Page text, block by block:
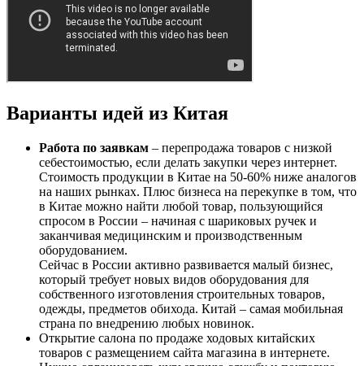
Варианты идей из Китая
Работа по заявкам – перепродажа товаров с низкой
себестоимостью, если делать закупки через интернет.
Стоимость продукции в Китае на 50-60% ниже аналогов
на наших рынках. Плюс бизнеса на перекупке в том, что
в Китае можно найти любой товар, пользующийся
спросом в России – начиная с шариковых ручек и
заканчивая медицинским и производственным
оборудованием.
Сейчас в России активно развивается малый бизнес,
который требует новых видов оборудования для
собственного изготовления строительных товаров,
одежды, предметов обихода. Китай – самая мобильная
страна по внедрению любых новинок.
Открытие салона по продаже ходовых китайских
товаров с размещением сайта магазина в интернете.